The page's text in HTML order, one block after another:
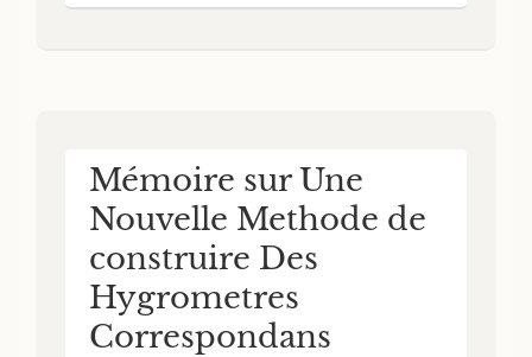
VAK Mr. JEAN BERNOULLI, Aftronome de
Mémoire sur Une
Nouvelle Methode de
construire Des
Hygrometres
Correspondans